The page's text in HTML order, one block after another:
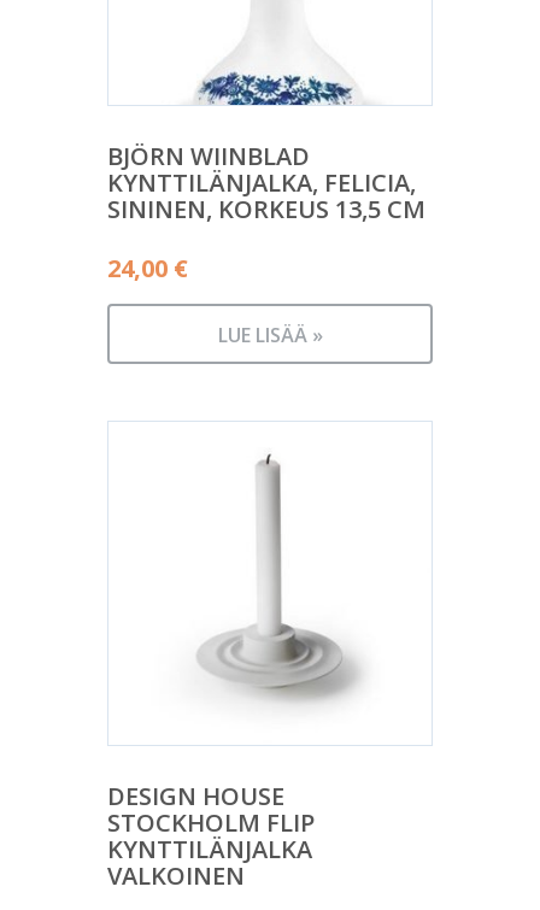
BJÖRN WIINBLAD
KYNTTILÄNJALKA, FELICIA,
SININEN, KORKEUS 13,5 CM
24,00 €
LUE LISÄÄ »
DESIGN HOUSE
STOCKHOLM FLIP
KYNTTILÄNJALKA
VALKOINEN